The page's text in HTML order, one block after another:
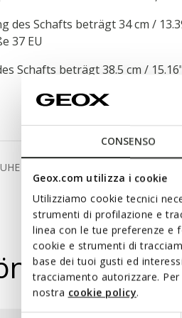
CONSENSO
Geox.com utilizza i cookie
Utilizziamo cookie tecnici
strumenti di profilazione e
linea con le tue preferenze e
cookie e strumenti di
base dei tuoi gusti ed
tracciamento autorizzare.
nostra cookie policy.
des Schafts beträgt 34 cm /
37 EU
Schafts beträgt 38.5 cm /
Ihnen